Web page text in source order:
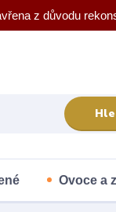
z důvodu
Ovoce a